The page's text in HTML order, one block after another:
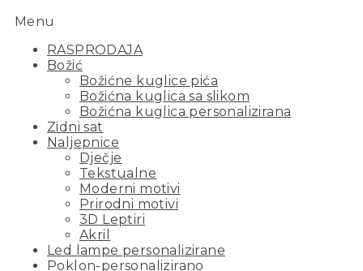
Menu
RASPRODAJA
Božić
Božićne kuglice pića
Božićna kuglica sa slikom
Božićna kuglica personalizirana
Zidni sat
Naljepnice
Dječje
Tekstualne
Moderni motivi
Prirodni motivi
3D Leptiri
Akril
Led lampe personalizirane
Poklon-personalizirano